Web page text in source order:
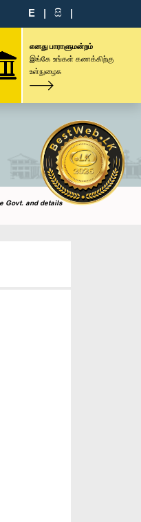
E | සි |
எனது பாராளுமன்றம்
இங்கே உங்கள் கணக்கிற்கு
உள்நுழைக
Govt. and details